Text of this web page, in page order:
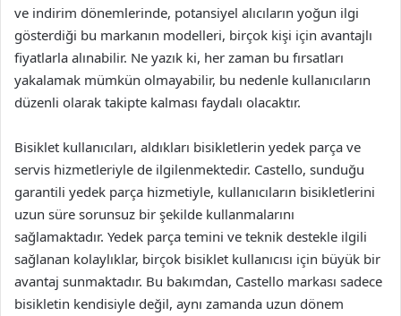
ve indirim dönemlerinde, potansiyel alıcıların yoğun ilgi
gösterdiği bu markanın modelleri, birçok kişi için avantajlı
fiyatlarla alınabilir. Ne yazık ki, her zaman bu fırsatları
yakalamak mümkün olmayabilir, bu nedenle kullanıcıların
düzenli olarak takipte kalması faydalı olacaktır.
Bisiklet kullanıcıları, aldıkları bisikletlerin yedek parça ve
servis hizmetleriyle de ilgilenmektedir. Castello, sunduğu
garantili yedek parça hizmetiyle, kullanıcıların bisikletlerini
uzun süre sorunsuz bir şekilde kullanmalarını
sağlamaktadır. Yedek parça temini ve teknik destekle ilgili
sağlanan kolaylıklar, birçok bisiklet kullanıcısı için büyük bir
avantaj sunmaktadır. Bu bakımdan, Castello markası sadece
bisikletin kendisiyle değil, aynı zamanda uzun dönem